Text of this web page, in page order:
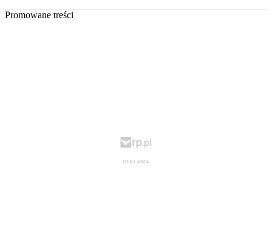
Promowane treści